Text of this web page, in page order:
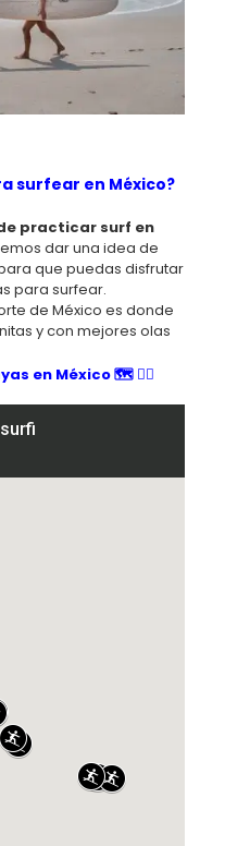
surfear en México?
practicar surf en
dar una idea de
que puedas disfrutar
para surfear.
de México es donde
y con mejores olas
en México 🗺️ 🏄‍♂️